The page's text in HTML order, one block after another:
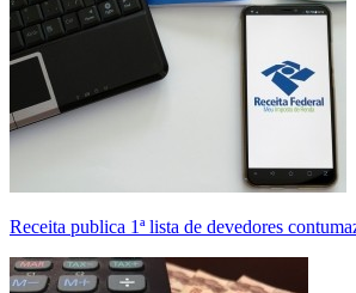
Receita publica 1ª lista de devedores